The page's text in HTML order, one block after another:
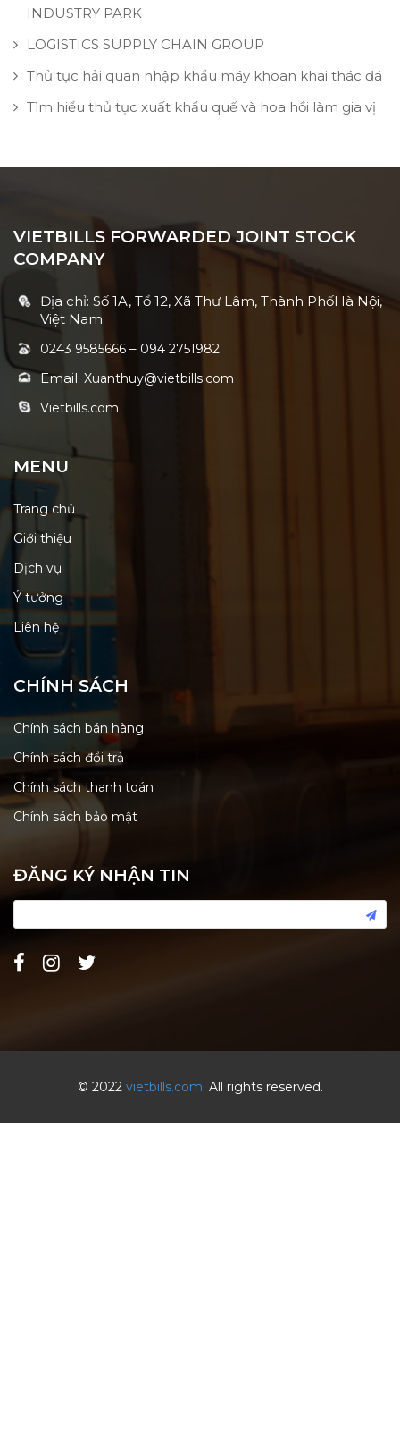
INDUSTRY PARK
LOGISTICS SUPPLY CHAIN GROUP
Thủ tục hải quan nhập khẩu máy khoan khai thác đá
Tìm hiểu thủ tục xuất khẩu quế và hoa hồi làm gia vị
VIETBILLS FORWARDED JOINT STOCK
COMPANY
Địa chỉ: Số 1A, Tổ 12, Xã Thư Lâm, Thành PhốHà Nội,
Việt Nam
0243 9585666 – 094 2751982
Email: Xuanthuy@vietbills.com
Vietbills.com
MENU
Trang chủ
Giới thiệu
Dịch vụ
Ý tưởng
Liên hệ
CHÍNH SÁCH
Chính sách bán hàng
Chính sách đổi trả
Chính sách thanh toán
Chính sách bảo mật
ĐĂNG KÝ NHẬN TIN
© 2022 vietbills.com. All rights reserved.